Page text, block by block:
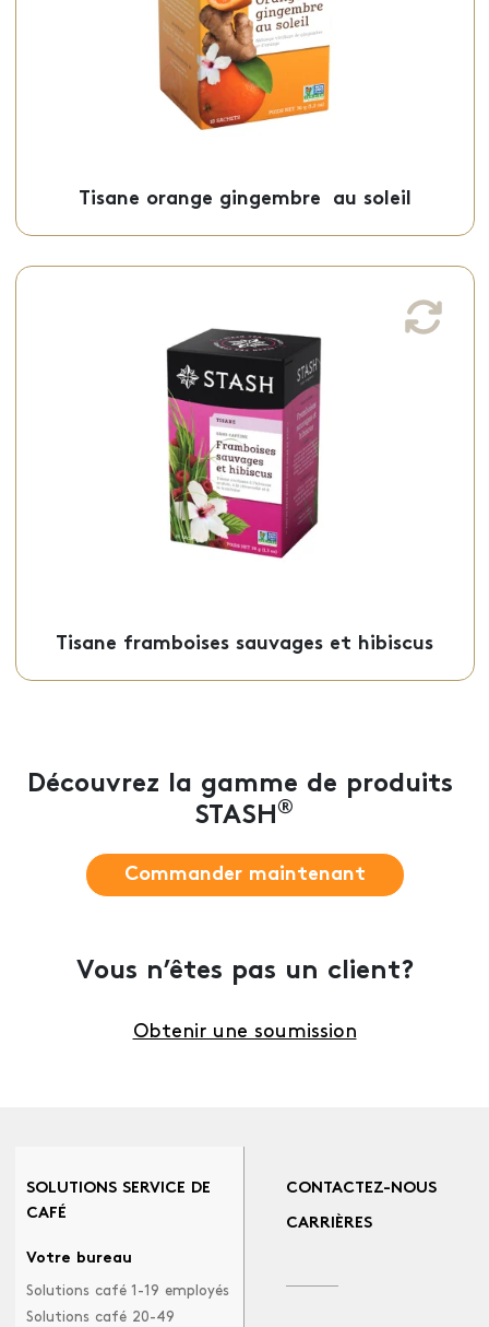
Tisane orange gingembre au soleil
Sachets - 50-21527
Tisane framboises sauvages et hibiscus
Tisane framboises sauvages et hibiscus
Cette tisane framboises sauvages et
hibiscus, légèrement sucré et parfumé, est
offert en sachets individuels.
Sachets - 50-21566
Découvrez la gamme de produits
STASH®
Commander maintenant
Vous n’êtes pas un client?
Obtenir une soumission
SOLUTIONS SERVICE DE
CAFÉ
Votre bureau
Solutions café 1-19 employés
Solutions café 20-49
CONTACTEZ-NOUS
CARRIÈRES